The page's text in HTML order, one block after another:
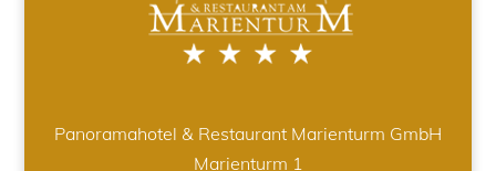
Panoramahotel & Restaurant Marienturm GmbH
Marienturm 1